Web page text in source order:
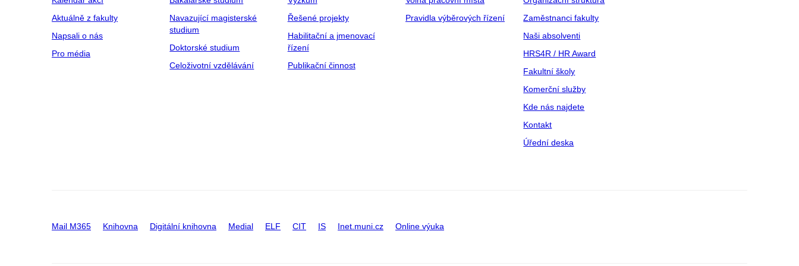
Aktuálně z fakulty
Napsali o nás
Pro média
Navazující magisterské
studium
Doktorské studium
Celoživotní vzdělávání
Řešené projekty
Habilitační a jmenovací
řízení
Publikační činnost
Pravidla výběrových řízení
Zaměstnanci fakulty
Naši absolventi
HRS4R / HR Award
Fakultní školy
Komerční služby
Kde nás najdete
Kontakt
Úřední deska
Mail M365 Knihovna Digitální knihovna Medial ELF CIT IS Inet.muni.cz Online výuka